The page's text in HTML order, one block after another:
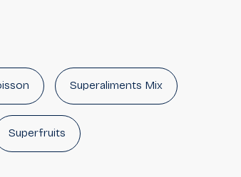
Superaliments Mix
Superfruits